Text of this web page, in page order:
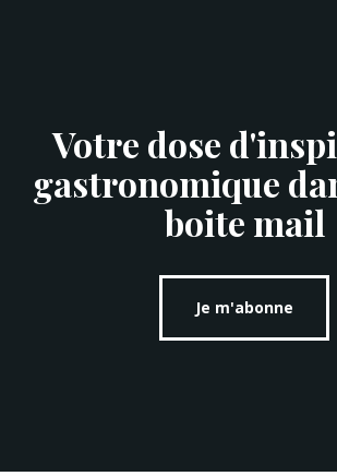
Votre dose
gastronomique
boite mail
Je m'abonne